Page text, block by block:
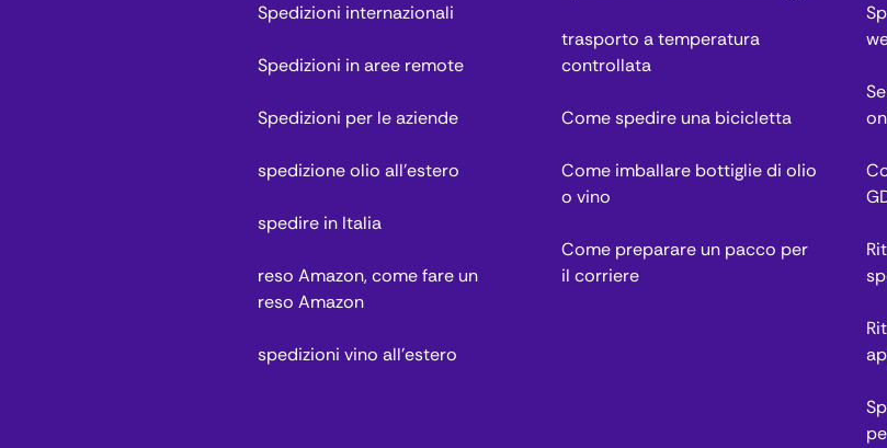
Spedizioni internazionali
Spedizioni in aree remote
Spedizioni per le aziende
spedizione olio all'estero
spedire in Italia
reso Amazon, come fare un
reso Amazon
spedizioni vino all'estero
trasporto a temperatura
controllata
Come spedire una bicicletta
Come imballare bottiglie di olio
o vino
Come preparare un pacco per
il corriere